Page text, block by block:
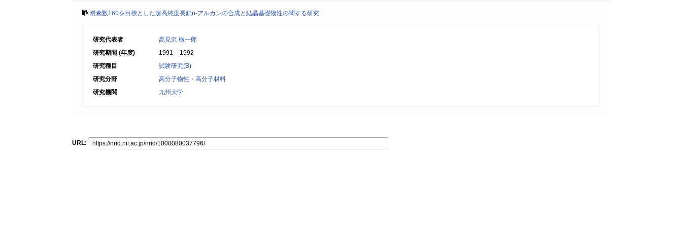
炭素数160を目標とした超高純度長鎖n-アルカンの合成と結晶基礎物性の関する研究
研究代表者
高見沢 橄一郎
研究期間 (年度)
1991 – 1992
研究種目
試験研究(B)
研究分野
高分子物性・高分子材料
研究機関
九州大学
URL: